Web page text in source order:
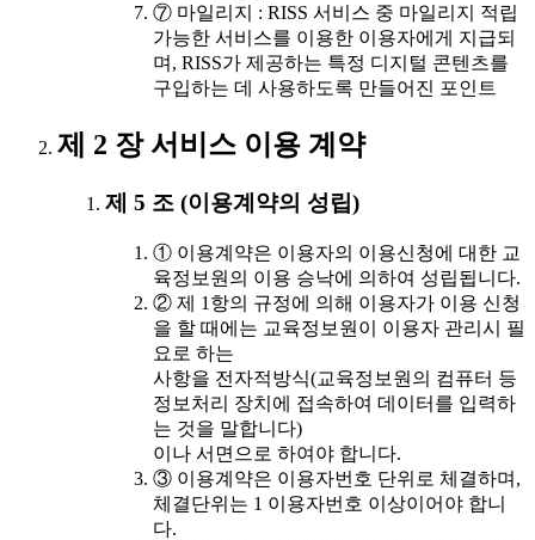
⑦ 마일리지 : RISS 서비스 중 마일리지 적립
가능한 서비스를 이용한 이용자에게 지급되
며, RISS가 제공하는 특정 디지털 콘텐츠를
구입하는 데 사용하도록 만들어진 포인트
제 2 장 서비스 이용 계약
제 5 조 (이용계약의 성립)
① 이용계약은 이용자의 이용신청에 대한 교
육정보원의 이용 승낙에 의하여 성립됩니다.
② 제 1항의 규정에 의해 이용자가 이용 신청
을 할 때에는 교육정보원이 이용자 관리시 필
요로 하는
사항을 전자적방식(교육정보원의 컴퓨터 등
정보처리 장치에 접속하여 데이터를 입력하
는 것을 말합니다)
이나 서면으로 하여야 합니다.
③ 이용계약은 이용자번호 단위로 체결하며,
체결단위는 1 이용자번호 이상이어야 합니
다.